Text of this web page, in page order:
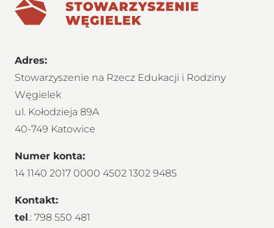
Adres:
Stowarzyszenie na Rzecz Edukacji i Rodziny
Węgielek
ul. Kołodzieja 89A
40-749 Katowice
Numer konta:
14 1140 2017 0000 4502 1302 9485
Kontakt:
tel.: 798 550 481